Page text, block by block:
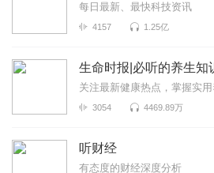
每日最新、最快科技资讯
4157 1.25亿
生命时报|必听的养生知
关注最新健康热点，掌握实
3054 4469.89万
听财经
有态度的财经深度分析